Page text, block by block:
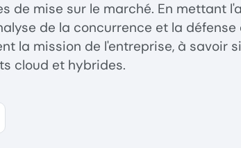
de mise sur le marché. En mettant
de la concurrence et la
la mission de l'entreprise, à savoir
cloud et hybrides.